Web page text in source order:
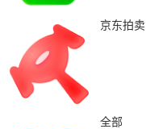
京东拍卖
全部